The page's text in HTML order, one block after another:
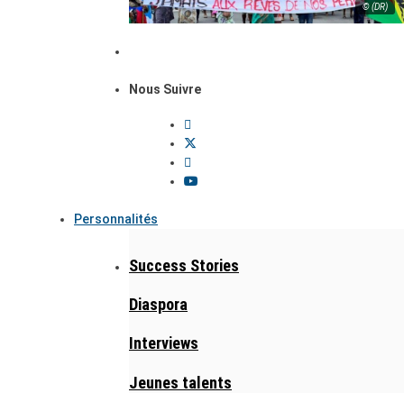
© (DR)
Nous Suivre
Personnalités
Success Stories
Diaspora
Interviews
Jeunes talents